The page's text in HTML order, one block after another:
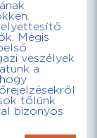
Mégis
veszélyek
a
tőlünk
bizonyos